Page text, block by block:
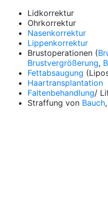
Lidkorrektur
Ohrkorrektur
Nasenkorrektur
Lippenkorrektur
Brustoperationen (
Brustvergrößerung,
Fettabsaugung
Haartransplantation
Faltenbehandlung/
Straffung von Bauch,